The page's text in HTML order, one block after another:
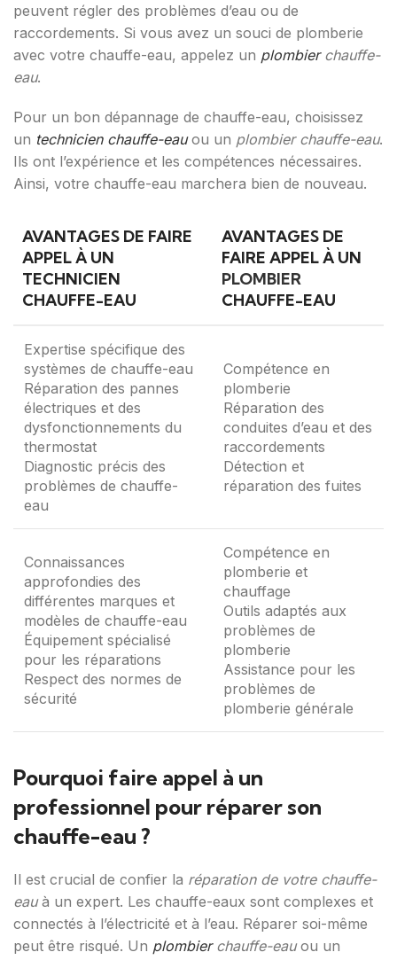
peuvent régler des problèmes d’eau ou de
raccordements. Si vous avez un souci de plomberie
avec votre chauffe-eau, appelez un plombierchauffe-
eau.
Pour un bon dépannage de chauffe-eau, choisissez
un technicien chauffe-eauou un plombier chauffe-eau.
Ils ont l’expérience et les compétences nécessaires.
Ainsi, votre chauffe-eau marchera bien de nouveau.
AVANTAGES DE FAIRE
APPEL À UN
TECHNICIEN
CHAUFFE-EAU
AVANTAGES DE
FAIRE APPEL À UN
PLOMBIER
CHAUFFE-EAU
Expertise spécifique des
systèmes de chauffe-eau
Réparation des pannes
électriques et des
dysfonctionnements du
thermostat
Diagnostic précis des
problèmes de chauffe-
eau
Compétence en
plomberie
Réparation des
conduites d’eau et des
raccordements
Détection et
réparation des fuites
Connaissances
approfondies des
différentes marques et
modèles de chauffe-eau
Équipement spécialisé
pour les réparations
Respect des normes de
sécurité
Compétence en
plomberie et
chauffage
Outils adaptés aux
problèmes de
plomberie
Assistance pour les
problèmes de
plomberie générale
Pourquoi faire appel à un
professionnel pour réparer son
chauffe-eau ?
Il est crucial de confier la réparation de votre chauffe-
eauà un expert. Les chauffe-eaux sont complexes et
connectés à l’électricité et à l’eau. Réparer soi-même
peut être risqué. Un plombierchauffe-eauou un